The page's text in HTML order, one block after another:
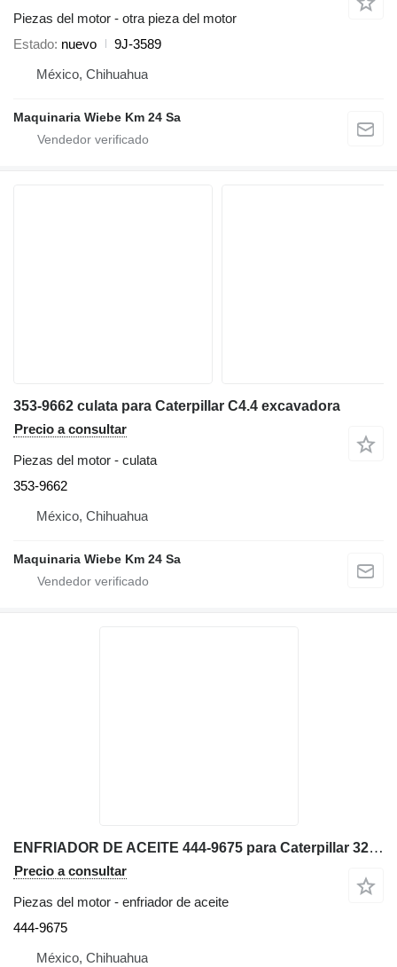
Piezas del motor - otra pieza del motor
Estado nuevo
9J-3589
México, Chihuahua
Maquinaria Wiebe Km 24 Sa
353-9662 culata para Caterpillar C4.4 excavadora
Precio a consultar
Piezas del motor - culata
353-9662
México, Chihuahua
Maquinaria Wiebe Km 24 Sa
ENFRIADOR DE ACEITE 444-9675 para Caterpillar 329EL excavadora
Precio a consultar
Piezas del motor - enfriador de aceite
444-9675
México, Chihuahua